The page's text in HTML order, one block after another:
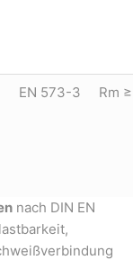
EN 573-3 Rm
nach DIN EN